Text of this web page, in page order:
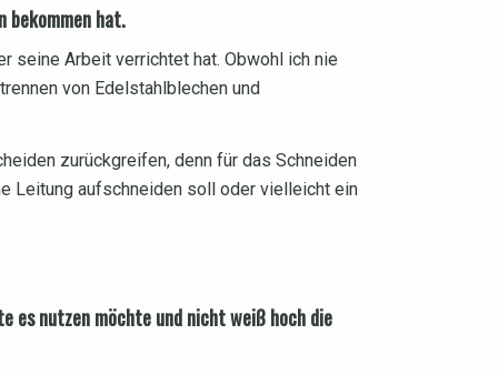
bekommen hat.
seine Arbeit verrichtet hat. Obwohl ich nie
von Edelstahlblechen und
zurückgreifen, denn für das Schneiden
Leitung aufschneiden soll oder vielleicht ein
es nutzen möchte und nicht weiß hoch die